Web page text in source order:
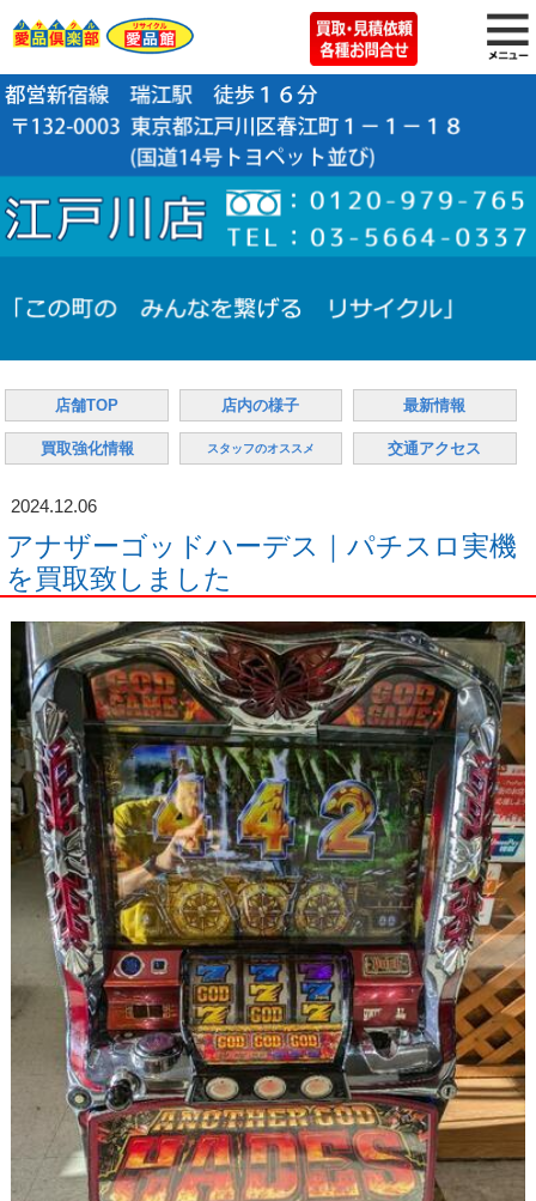
店舗TOP 店内の様子 最新情報
買取強化情報 スタッフのオススメ 交通アクセス
2024.12.06
アナザーゴッドハーデス｜パチスロ実機
を買取致しました